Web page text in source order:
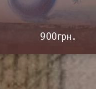
900грн.